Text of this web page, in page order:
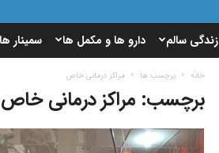
زندگی سالم دارو ها و مکمل ها سمینار
خانه برچسب ها مراکز درمانی خاص
برچسب: مراکز درمانی خاص